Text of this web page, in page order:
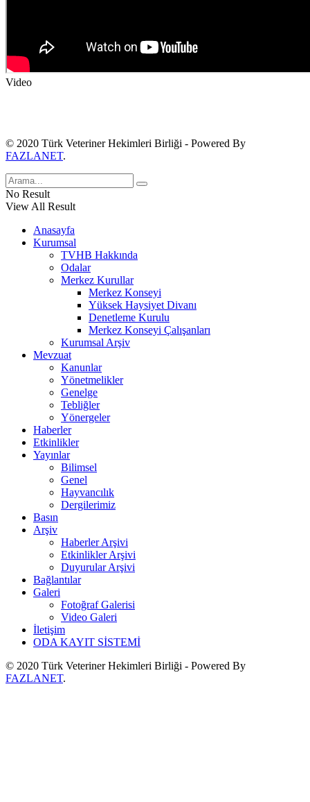
Video
© 2020 Türk Veteriner Hekimleri Birliği - Powered By
FAZLANET.
No Result
View All Result
Anasayfa
Kurumsal
TVHB Hakkında
Odalar
Merkez Kurullar
Merkez Konseyi
Yüksek Haysiyet Divanı
Denetleme Kurulu
Merkez Konseyi Çalışanları
Kurumsal Arşiv
Mevzuat
Kanunlar
Yönetmelikler
Genelge
Tebliğler
Yönergeler
Haberler
Etkinlikler
Yayınlar
Bilimsel
Genel
Hayvancılık
Dergilerimiz
Basın
Arşiv
Haberler Arşivi
Etkinlikler Arşivi
Duyurular Arşivi
Bağlantılar
Galeri
Fotoğraf Galerisi
Video Galeri
İletişim
ODA KAYIT SİSTEMİ
© 2020 Türk Veteriner Hekimleri Birliği - Powered By
FAZLANET.